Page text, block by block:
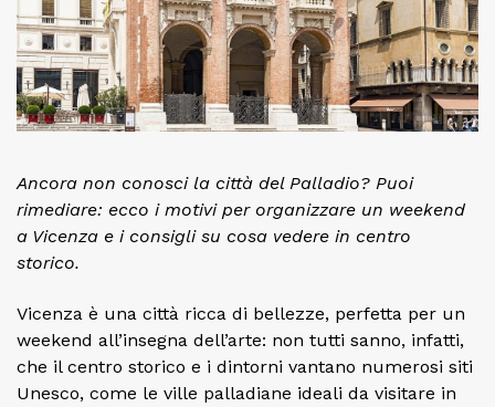
Ancora non conosci la città del Palladio? Puoi
rimediare: ecco i motivi per organizzare un weekend
a Vicenza e i consigli su cosa vedere in centro
storico.
Vicenza è una città ricca di bellezze, perfetta per un
weekend all’insegna dell’arte: non tutti sanno, infatti,
che il centro storico e i dintorni vantano numerosi siti
Unesco, come le ville palladiane ideali da visitare in